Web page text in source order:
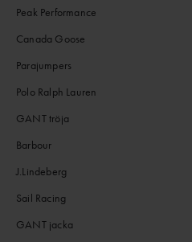
Peak Performance
Canada Goose
Parajumpers
Polo Ralph Lauren
GANT tröja
Barbour
J.Lindeberg
Sail Racing
GANT jacka